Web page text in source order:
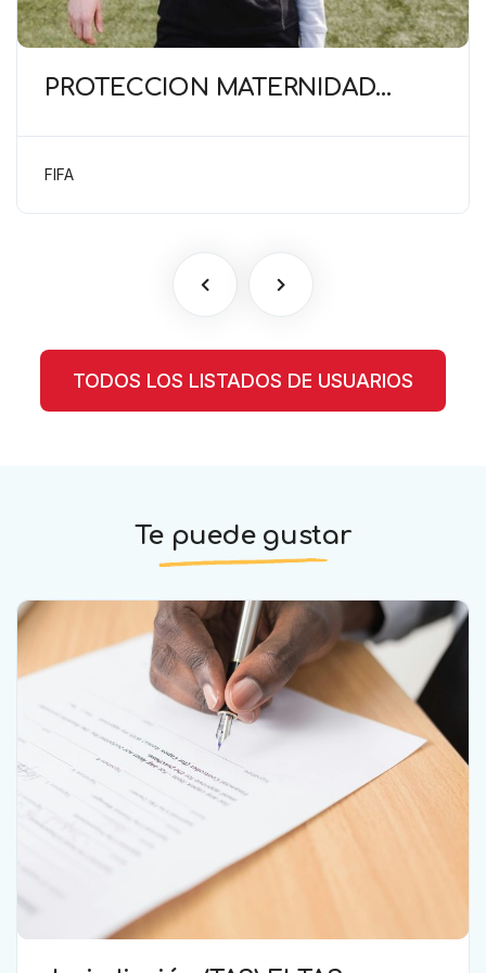
PROTECCIÓN MATERNIDAD
empleador para proteger el
embarazo
FIFA
TODOS LOS LISTADOS DE USUARIOS
Te puede gustar